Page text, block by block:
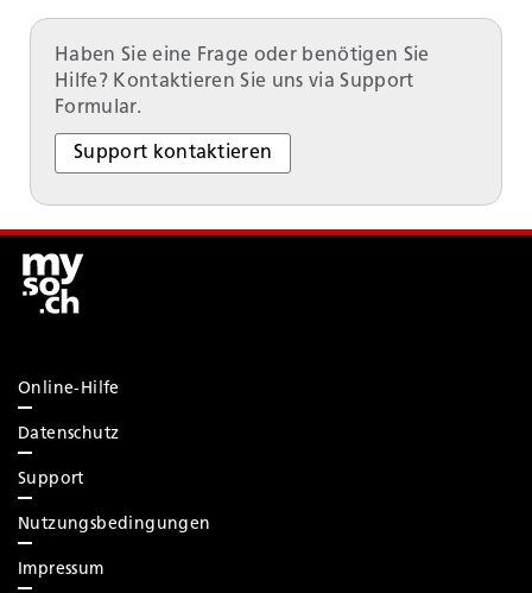
Haben Sie eine Frage oder benötigen Sie
Hilfe? Kontaktieren Sie uns via Support
Formular.
Support kontaktieren
Online-Hilfe
Datenschutz
Support
Nutzungsbedingungen
Impressum